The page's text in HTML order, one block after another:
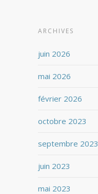
ARCHIVES
juin 2026
mai 2026
février 2026
octobre 2023
septembre 2023
juin 2023
mai 2023